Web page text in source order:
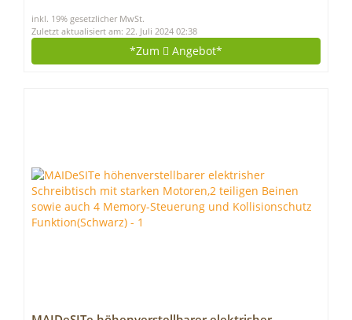
inkl. 19% gesetzlicher MwSt.
Zuletzt aktualisiert am: 22. Juli 2024 02:38
*Zum Angebot*